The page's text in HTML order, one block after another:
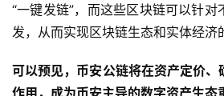
“一键发链”，而这些区块链可以针
发，从而实现区块链生态和实体经济
可以预见，币安公链将在资产定价